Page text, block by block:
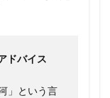
ドバイス
」という言